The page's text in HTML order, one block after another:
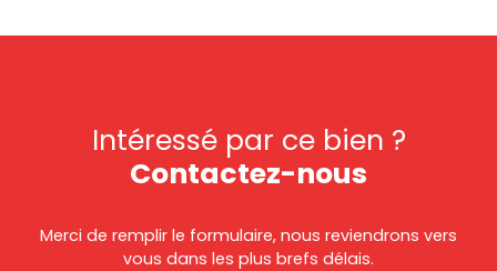
Intéressé par ce bien ?
Contactez-nous
Merci de remplir le formulaire, nous reviendrons vers
vous dans les plus brefs délais.